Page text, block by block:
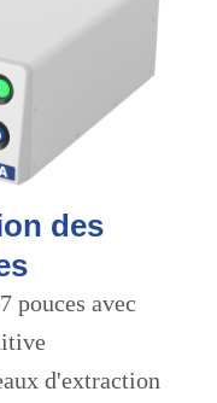
des
pouces avec
d'extraction